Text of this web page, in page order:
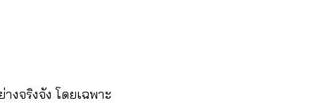
งจริงจัง โดยเฉพาะ